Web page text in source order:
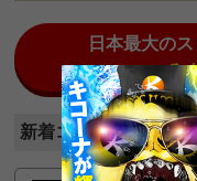
日本最大の
み
新着コメント (全5件)